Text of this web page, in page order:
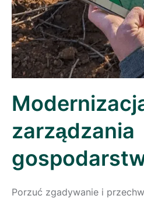
zarządzania
Porzuć zgadywanie i